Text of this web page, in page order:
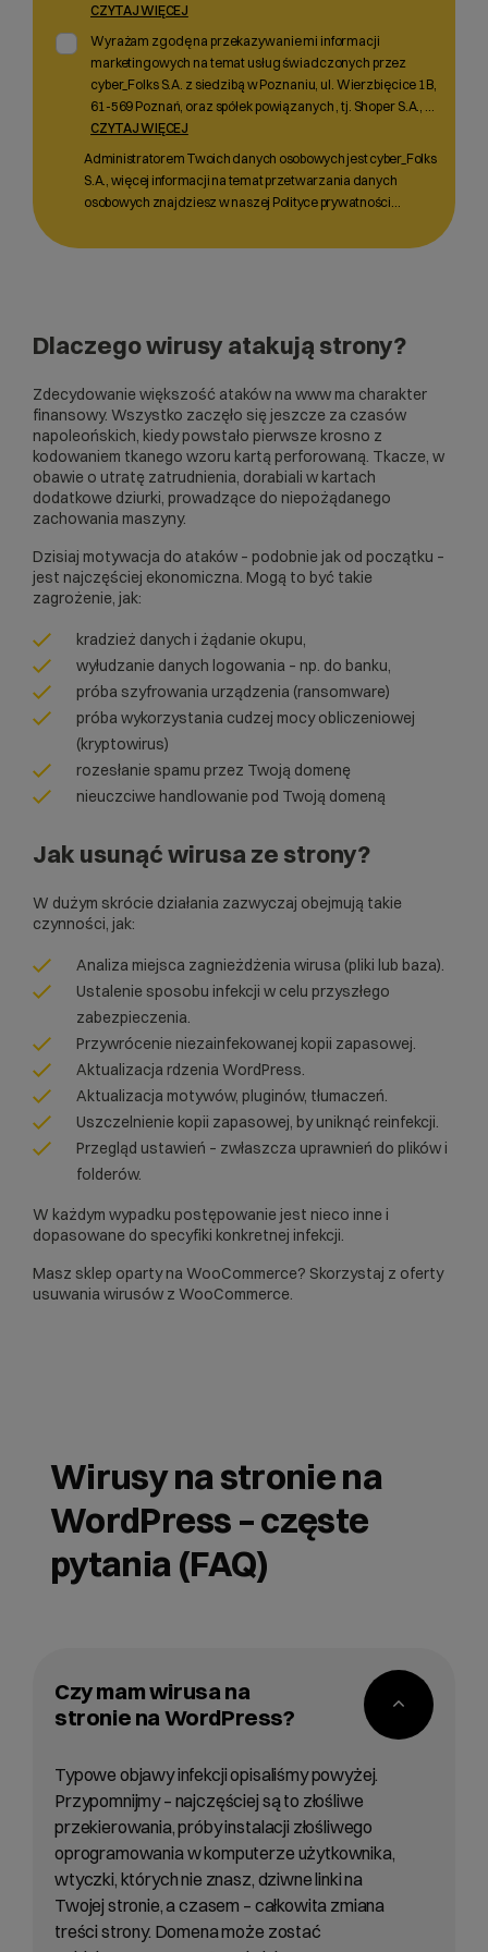
CZYTAJ WIĘCEJ
Wyrażam zgodę na przekazywanie mi informacji
marketingowych na temat usług świadczonych przez
cyber_Folks S.A. z siedzibą w Poznaniu, ul. Wierzbięcice 1B,
61-569 Poznań, oraz spółek powiązanych , tj. Shoper S.A.,
CZYTAJ WIĘCEJ
Administratorem Twoich danych osobowych jest cyber_Folks
S.A., więcej informacji na temat przetwarzania danych
osobowych znajdziesz w naszej Polityce prywatności…
Dlaczego wirusy atakują strony?
Zdecydowanie większość ataków na www ma charakter
finansowy. Wszystko zaczęło się jeszcze za czasów
napoleońskich, kiedy powstało pierwsze krosno z
kodowaniem tkanego wzoru kartą perforowaną. Tkacze, w
obawie o utratę zatrudnienia, dorabiali w kartach
dodatkowe dziurki, prowadzące do niepożądanego
zachowania maszyny.
Dzisiaj motywacja do ataków – podobnie jak od początku –
jest najczęściej ekonomiczna. Mogą to być takie
zagrożenie, jak:
kradzież danych i żądanie okupu,
wyłudzanie danych logowania – np. do banku,
próba szyfrowania urządzenia (ransomware)
próba wykorzystania cudzej mocy obliczeniowej
(kryptowirus)
rozesłanie spamu przez Twoją domenę
nieuczciwe handlowanie pod Twoją domeną
Jak usunąć wirusa ze strony?
W dużym skrócie działania zazwyczaj obejmują takie
czynności, jak:
Analiza miejsca zagnieżdżenia wirusa (pliki lub baza).
Ustalenie sposobu infekcji w celu przyszłego
zabezpieczenia.
Przywrócenie niezainfekowanej kopii zapasowej.
Aktualizacja rdzenia WordPress.
Aktualizacja motywów, pluginów, tłumaczeń.
Uszczelnienie kopii zapasowej, by uniknąć reinfekcji.
Przegląd ustawień – zwłaszcza uprawnień do plików i
folderów.
W każdym wypadku postępowanie jest nieco inne i
dopasowane do specyfiki konkretnej infekcji.
Masz sklep oparty na WooCommerce? Skorzystaj z oferty
usuwania wirusów z WooCommerce.
Wirusy na stronie na
WordPress – częste
pytania (FAQ)
Czy mam wirusa na
stronie na WordPress?
Typowe objawy infekcji opisaliśmy powyżej.
Przypomnijmy – najczęściej są to złośliwe
przekierowania, próby instalacji złośliwego
oprogramowania w komputerze użytkownika,
wtyczki, których nie znasz, dziwne linki na
Twojej stronie, a czasem – całkowita zmiana
treści strony. Domena może zostać